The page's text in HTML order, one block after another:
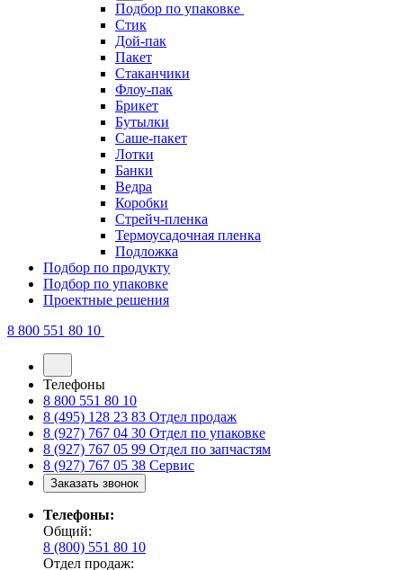
Подбор по упаковке
Стик
Дой-пак
Пакет
Стаканчики
Флоу-пак
Брикет
Бутылки
Саше-пакет
Лотки
Банки
Ведра
Коробки
Стрейч-пленка
Термоусадочная пленка
Подложка
Подбор по продукту
Подбор по упаковке
Проектные решения
8 800 551 80 10
Телефоны
8 800 551 80 10
8 (495) 128 23 83 Отдел продаж
8 (927) 767 04 30 Отдел по упаковке
8 (927) 767 05 99 Отдел по запчастям
8 (927) 767 05 38 Сервис
Заказать звонок
Телефоны:
Общий:
8 (800) 551 80 10
Отдел продаж: